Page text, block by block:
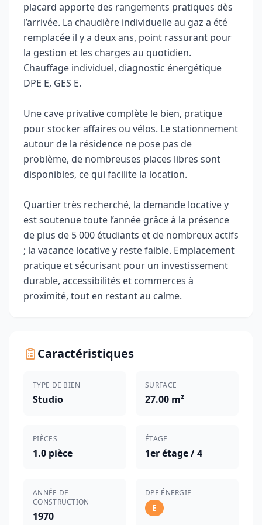
placard apporte des rangements pratiques dès
l’arrivée. La chaudière individuelle au gaz a été
remplacée il y a deux ans, point rassurant pour
la gestion et les charges au quotidien.
Chauffage individuel, diagnostic énergétique
DPE E, GES E.
Une cave privative complète le bien, pratique
pour stocker affaires ou vélos. Le stationnement
autour de la résidence ne pose pas de
problème, de nombreuses places libres sont
disponibles, ce qui facilite la location.
Quartier très recherché, la demande locative y
est soutenue toute l’année grâce à la présence
de plus de 5 000 étudiants et de nombreux actifs
; la vacance locative y reste faible. Emplacement
pratique et sécurisant pour un investissement
durable, accessibilités et commerces à
proximité, tout en restant au calme.
Caractéristiques
TYPE DE BIEN
Studio
SURFACE
27.00 m²
PIÈCES
1.0 pièce
ÉTAGE
1er étage / 4
ANNÉE DE
CONSTRUCTION
1970
DPE ÉNERGIE
E